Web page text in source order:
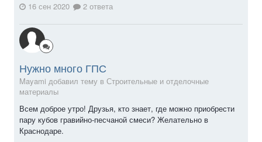
16 сен 2020
2 ответа
Нужно много ГПС
Mayami добавил тему в Строительные и отделочные
материалы
Всем доброе утро! Друзья, кто знает, где можно приобрести
пару кубов гравийно-песчаной смеси? Желательно в
Краснодаре.